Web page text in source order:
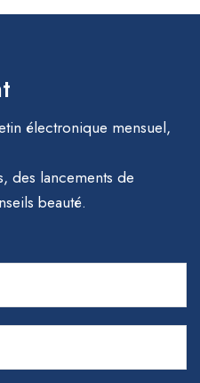
électronique mensuel,
des lancements de
beauté.